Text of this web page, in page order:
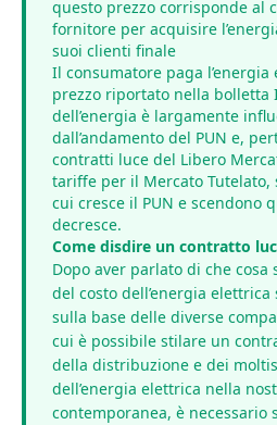
questo prezzo corrisponde al
fornitore per acquisire
suoi clienti finale
Il consumatore paga
prezzo riportato nella bolletta
dell’energia è largamente
dall’andamento del PUN e,
contratti luce del Libero
tariffe per il Mercato
cui cresce il PUN e scendono
decresce.
Come disdire un contratto
Dopo aver parlato di che cosa
del costo dell’energia
sulla base delle diverse
cui è possibile stilare un
della distribuzione e dei
dell’energia elettrica nella
contemporanea, è necessario